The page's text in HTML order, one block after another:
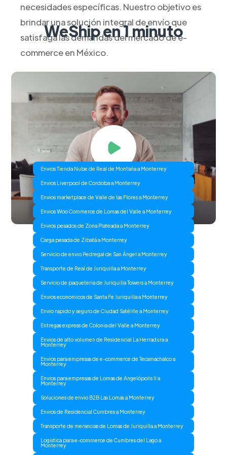
necesidades específicas. Nuestro objetivo es
brindar una solución integral de envío que
satisfaga las demandas del mercado de e-
commerce en México.
WeShip en 1 minuto
Envios Tienda Nube de Real de Montaña a Monterrey
Envios Liverpool de Cordoba a Monterrey
Envios marketplace de Valle de las Flores a Monterrey
Envios Woo Commerce de Lomas del Valle a Monterrey
Envios pesados de Zona Plateada a Monterrey
Carga pesada de Zibatá a Monterrey
Servicio de envio Pedregal de San Ángel a Monterrey
Transporte de Real de Juriquilla a Monterrey
Servicio de paqueteria de Juriquilla Towers a Monterrey
Envios economicos de Santa Fe Juriquilla a Monterrey
Envio rapido y seguro de Ciudad Satélite a Monterrey
Entregas express de Colonia del Valle a Monterrey
Envios de alto volumen de Residencial La Herradura a
Monterrey
Envios para empresas de e-commerce de Tecamachalco a
Monterrey
Envios para empresas de Lomas de Angelópolis II a
Monterrey
Soluciones de envio B2B Las Lomas a Monterrey
Envios de Residencial Cumbres a Monterrey
Transporte de merancias de Lomas de Juriquilla a Monterrey
Logistica para e-commerce de Cumbres del Lago a
Monterrey